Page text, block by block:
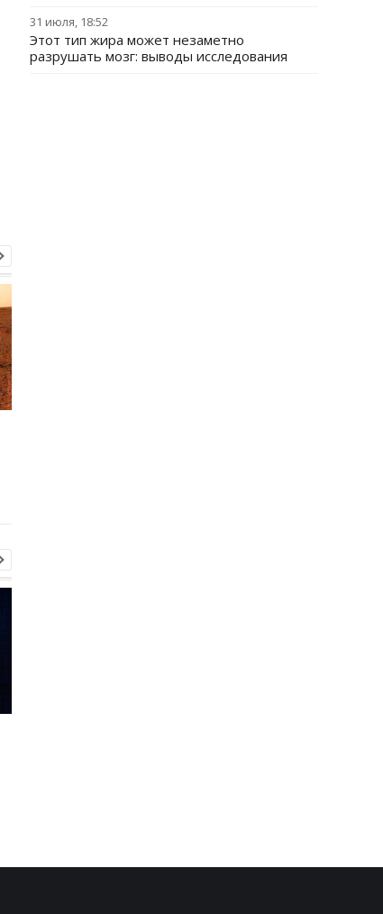
31 июля, 18:52
Этот тип жира может незаметно
разрушать мозг: выводы исследования